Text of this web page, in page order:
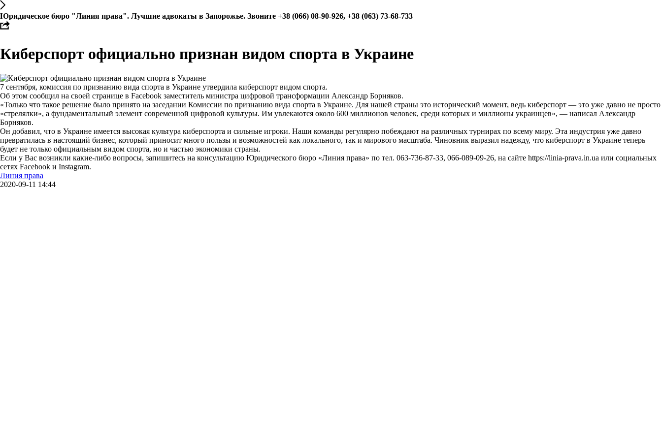
Юридическое бюро "Линия права". Лучшие адвокаты в Запорожье. Звоните +38 (066) 08-90-926, +38 (063) 73-68-733
Киберспорт официально признан видом спорта в Украине
7 сентября, комиссия по признанию вида спорта в Украине утвердила киберспорт видом спорта.
Об этом сообщил на своей странице в Facebook заместитель министра цифровой трансформации Александр Борняков.
«Только что такое решение было принято на заседании Комиссии по признанию вида спорта в Украине. Для нашей страны это исторический момент, ведь киберспорт — это уже давно не просто
«стрелялки», а фундаментальный элемент современной цифровой культуры. Им увлекаются около 600 миллионов человек, среди которых и миллионы украинцев», — написал Александр
Борняков.
Он добавил, что в Украине имеется высокая культура киберспорта и сильные игроки. Наши команды регулярно побеждают на различных турнирах по всему миру. Эта индустрия уже давно
превратилась в настоящий бизнес, который приносит много пользы и возможностей как локального, так и мирового масштаба. Чиновник выразил надежду, что киберспорт в Украине теперь
будет не только официальным видом спорта, но и частью экономики страны.
Если у Вас возникли какие-либо вопросы, запишитесь на консультацию Юридического бюро «Линия права» по тел. 063-736-87-33, 066-089-09-26, на сайте https://linia-prava.in.ua или социальных
сетях Facebook и Іnstagram.
Линия права
2020-09-11 14:44